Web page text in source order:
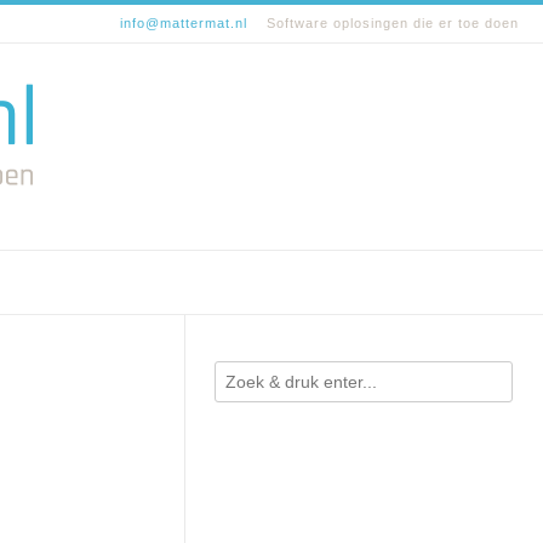
info@mattermat.nl Software oplosingen die er toe doen